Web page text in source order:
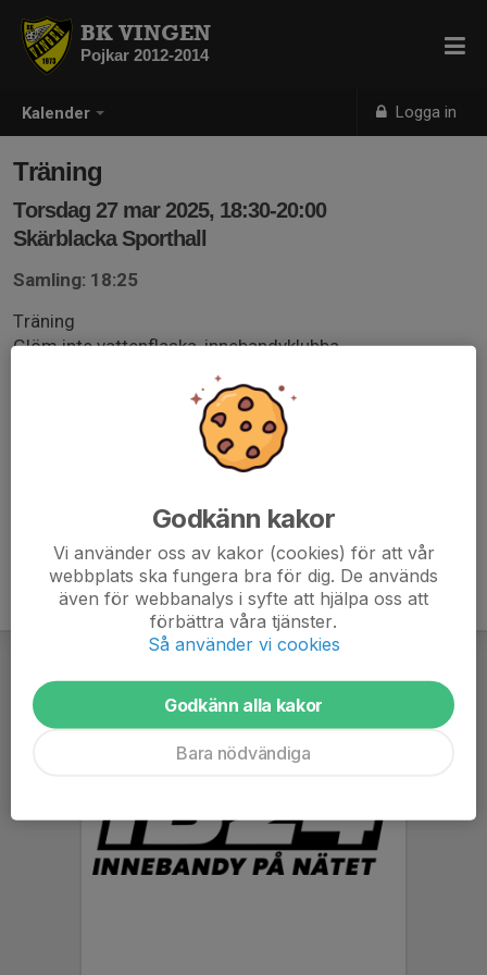
Kalender Logga in
BK VINGEN
Pojkar 2012-2014
Träning
Torsdag 27 mar 2025, 18:30-20:00
Skärblacka Sporthall
Samling: 18:25
Träning
Glöm inte vattenflaska, innebandyklubba,
skyddsglasögon och inneskor.
Godkänn kakor
Vi använder oss av kakor (cookies) för att vår
webbplats ska fungera bra för dig. De används
även för webbanalys i syfte att hjälpa oss att
förbättra våra tjänster.
Så använder vi cookies
Godkänn alla kakor
Bara nödvändiga